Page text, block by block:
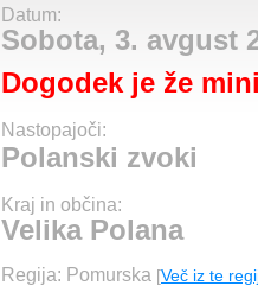
Datum:
Sobota, 3. avgust
Dogodek je že
Nastopajoči:
Polanski zvoki
Kraj in občina:
Velika Polana
Regija: Pomurska [Več iz te